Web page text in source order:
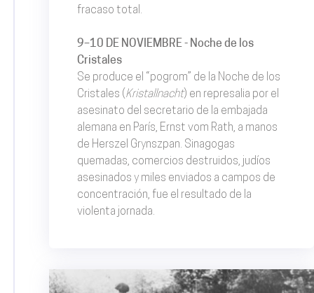
fracaso total.
9–10 DE NOVIEMBRE - Noche de los
Cristales
Se produce el “pogrom” de la Noche de los
Cristales (Kristallnacht) en represalia por el
asesinato del secretario de la embajada
alemana en París, Ernst vom Rath, a manos
de Herszel Grynszpan. Sinagogas
quemadas, comercios destruidos, judíos
asesinados y miles enviados a campos de
concentración, fue el resultado de la
violenta jornada.